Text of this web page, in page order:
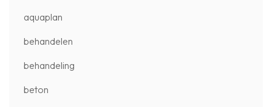
aquaplan
behandelen
behandeling
beton